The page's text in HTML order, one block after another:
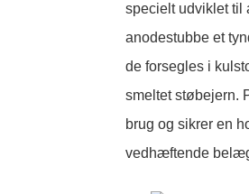
specielt udviklet til
anodestubbe et
de forsegles i
smeltet støbejern.
brug og sikrer en
vedhæftende